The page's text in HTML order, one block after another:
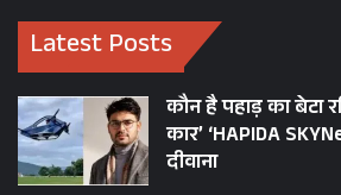
Latest Posts
कौन है पहाड़ का बेटा
कार’ ‘HAPIDA
दीवाना